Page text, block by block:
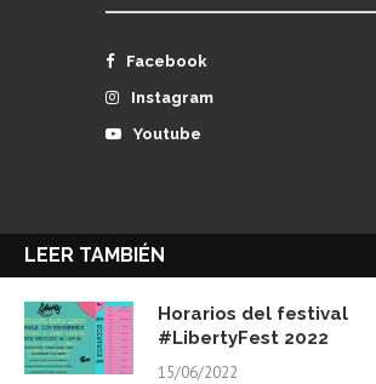
Facebook
Instagram
Youtube
LEER TAMBIÉN
Horarios del festival
#LibertyFest 2022
15/06/2022